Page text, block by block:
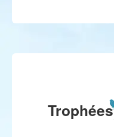
Trophées